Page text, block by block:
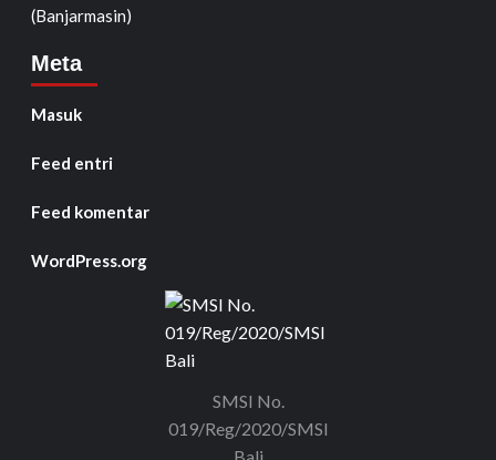
(Banjarmasin)
Meta
Masuk
Feed entri
Feed komentar
WordPress.org
SMSI No.
019/Reg/2020/SMSI